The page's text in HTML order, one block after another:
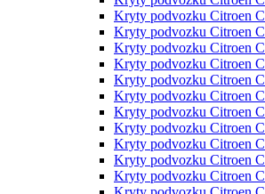
Kryty podvozku Citroen
Kryty podvozku Citroen
Kryty podvozku Citroen
Kryty podvozku Citroen
Kryty podvozku Citroen
Kryty podvozku Citroen
Kryty podvozku Citroen
Kryty podvozku Citroen
Kryty podvozku Citroen
Kryty podvozku Citroen
Kryty podvozku Citroen